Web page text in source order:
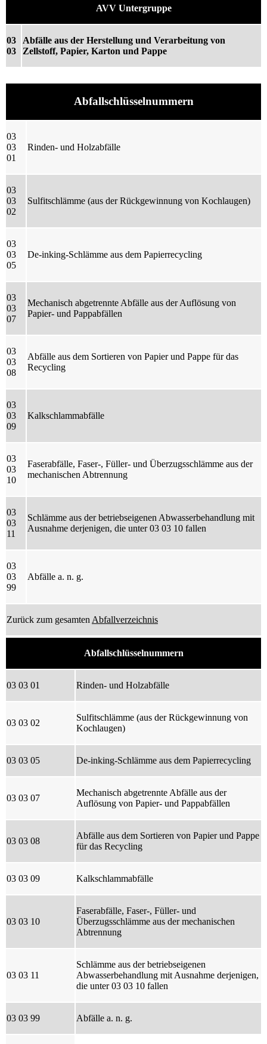
AVV Untergruppe
03
03
Abfälle aus der Herstellung und Verarbeitung von
Zellstoff, Papier, Karton und Pappe
Abfallschlüsselnummern
03
03
01
Rinden- und Holzabfälle
03
03
02
Sulfitschlämme (aus der Rückgewinnung von Kochlaugen)
03
03
05
De-inking-Schlämme aus dem Papierrecycling
03
03
07
Mechanisch abgetrennte Abfälle aus der Auflösung von
Papier- und Pappabfällen
03
03
08
Abfälle aus dem Sortieren von Papier und Pappe für das
Recycling
03
03
09
Kalkschlammabfälle
03
03
10
Faserabfälle, Faser-, Füller- und Überzugsschlämme aus der
mechanischen Abtrennung
03
03
11
Schlämme aus der betriebseigenen Abwasserbehandlung mit
Ausnahme derjenigen, die unter 03 03 10 fallen
03
03
99
Abfälle a. n. g.
Zurück zum gesamten Abfallverzeichnis
Abfallschlüsselnummern
03 03 01 Rinden- und Holzabfälle
03 03 02
Sulfitschlämme (aus der Rückgewinnung von
Kochlaugen)
03 03 05 De-inking-Schlämme aus dem Papierrecycling
03 03 07
Mechanisch abgetrennte Abfälle aus der
Auflösung von Papier- und Pappabfällen
03 03 08
Abfälle aus dem Sortieren von Papier und Pappe
für das Recycling
03 03 09 Kalkschlammabfälle
03 03 10
Faserabfälle, Faser-, Füller- und
Überzugsschlämme aus der mechanischen
Abtrennung
03 03 11
Schlämme aus der betriebseigenen
Abwasserbehandlung mit Ausnahme derjenigen,
die unter 03 03 10 fallen
03 03 99 Abfälle a. n. g.